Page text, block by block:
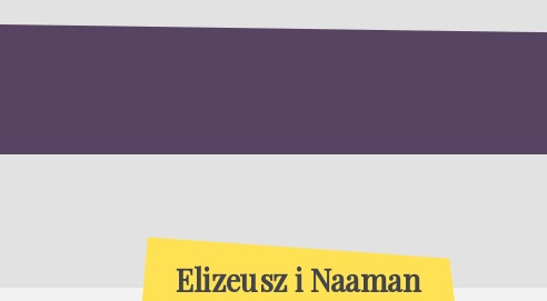
Elizeusz i Naaman